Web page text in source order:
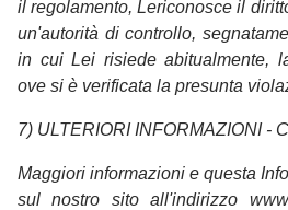
il regolamento, Lericonosce il
un'autorità di controllo,
in cui Lei risiede abitualmente,
ove si è verificata la presunta
7) ULTERIORI INFORMAZIONI -
Maggiori informazioni e questa
sul nostro sito all'indirizzo